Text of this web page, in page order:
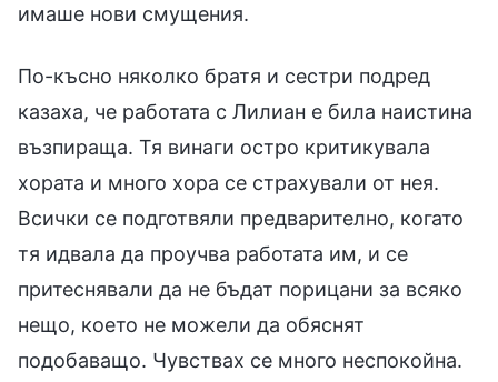
имаше нови смущения.
По-късно няколко братя и сестри подред
казаха, че работата с Лилиан е била наистина
възпираща. Тя винаги остро критикувала
хората и много хора се страхували от нея.
Всички се подготвяли предварително, когато
тя идвала да проучва работата им, и се
притеснявали да не бъдат порицани за всяко
нещо, което не можели да обяснят
подобаващо. Чувствах се много неспокойна.